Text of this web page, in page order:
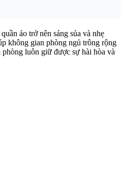
áo trở nên sáng sủa và nhẹ
không gian phòng ngủ trông rộng
luôn giữ được sự hài hòa và